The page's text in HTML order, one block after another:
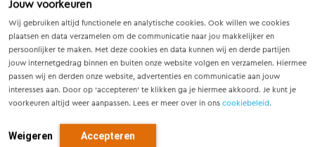
Jouw voorkeuren
Wij gebruiken altijd functionele en analytische cookies. Ook willen we cookies
plaatsen en data verzamelen om de communicatie naar jou makkelijker en
persoonlijker te maken. Met deze cookies en data kunnen wij en derde partijen
jouw internetgedrag binnen en buiten onze website volgen en verzamelen. Hiermee
passen wij en derden onze website, advertenties en communicatie aan jouw
interesses aan. Door op ‘accepteren’ te klikken ga je hiermee akkoord. Je kunt je
voorkeuren altijd weer aanpassen. Lees er meer over in ons cookiebeleid.
Weigeren Accepteren
Weesperbrug:deze brug verbindt Driemond met
Weesp en is onderdeel van de N236. De stalen
boogbrug werd geopend in 1937. Begin oktober 2013
is de bovenbouw van de Weesperbrug vervangen en
is de doorvaarthoogte vergroot.
verkeer geopend en verbindt de kernen Loenersloot,